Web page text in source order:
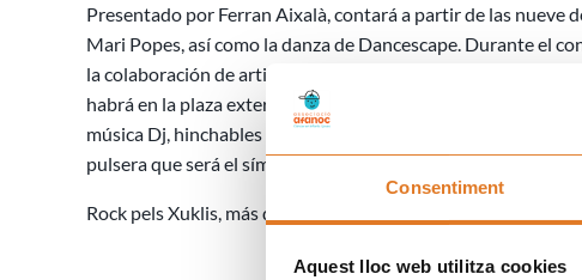
Consentiment
Aquest lloc web utilitza cookies
Presentado por Ferran Aixalà, contará a partir de las nueve
Mari Popes, así como la danza de Dancescape. Durante el
la colaboración de artistas de la talla de Rosalía o Estopa,
habrá en la plaza exterior de la Llotja actividades juveniles
música Dj, hinchables o talleres de drones y realidad virtual,
pulsera que será el símbolo del evento y se podrá comprar
Rock pels Xuklis, más que un concierto!!